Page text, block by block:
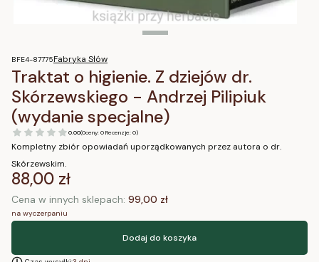
BFE4-87775Fabryka Słów
Traktat o higienie. Z dziejów dr.
Skórzewskiego - Andrzej Pilipiuk
(wydanie specjalne)
0.00(Oceny: 0 Recenzje: 0)
Cena
88,00 zł
Cena w innych sklepach: 99,00 zł
Kompletny zbiór opowiadań uporządkowanych przez autora o dr.
Skórzewskim.
na wyczerpaniu
Dodaj do koszyka